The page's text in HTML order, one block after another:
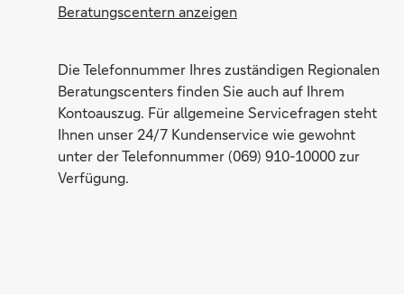
Beratungscentern anzeigen
Die Telefonnummer Ihres zuständigen Regionalen
Beratungscenters finden Sie auch auf Ihrem
Kontoauszug. Für allgemeine Servicefragen steht
Ihnen unser 24/7 Kundenservice wie gewohnt
unter der Telefonnummer (069) 910-10000 zur
Verfügung.